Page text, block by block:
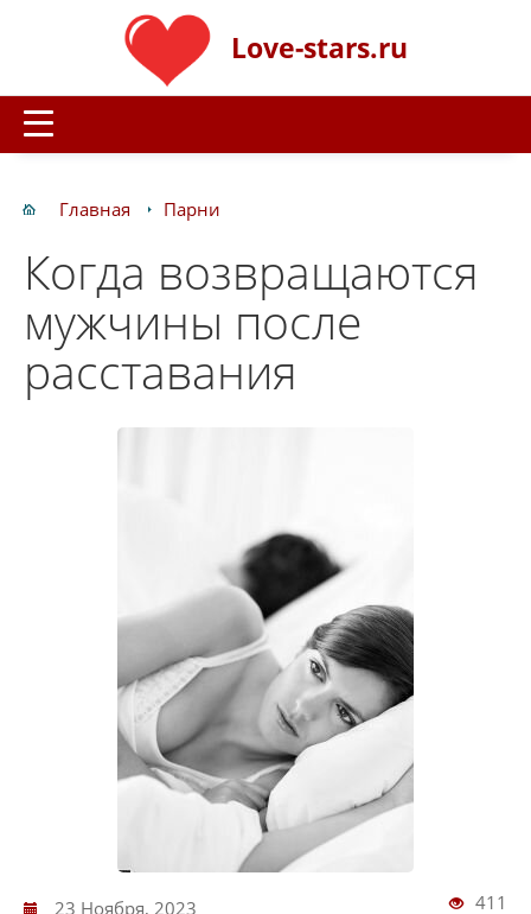
Love-stars.ru
Главная Парни
Когда возвращаются
мужчины после
расставания
23 Ноября, 2023 411